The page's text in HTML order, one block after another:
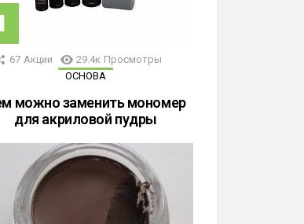
67 Акции 29.4к Просмотры
ОСНОВА
можно заменить мономер
для акриловой пудры